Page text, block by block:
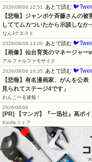
2026/08/06 12:51
あとで読む
【悲報】ジャンポケ斉藤さんの
しててムカついたから示談しなか
なんJクエスト
2026/08/06 13:00
あとで読む
【画像】仙台育英のマネージャ
アルファルファモザイク
2026/08/06 16:35
あとで読む
【悲報】有名漫画家、がんを公
見られてステージ4です」
わんこーる速報！
2026/08/06
[PR] 【マンガ】『一迅社』高ポ
Kindleストア